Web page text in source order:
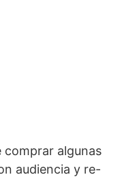
comprar algunas
audiencia y re-